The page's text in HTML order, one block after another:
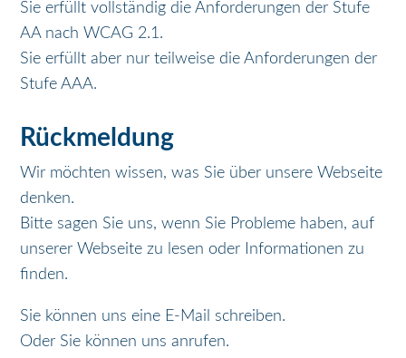
Sie erfüllt vollständig die Anforderungen der Stufe
AA nach WCAG 2.1.
Sie erfüllt aber nur teilweise die Anforderungen der
Stufe AAA.
Rückmeldung
Wir möchten wissen, was Sie über unsere Webseite
denken.
Bitte sagen Sie uns, wenn Sie Probleme haben, auf
unserer Webseite zu lesen oder Informationen zu
finden.
Sie können uns eine E-Mail schreiben.
Oder Sie können uns anrufen.